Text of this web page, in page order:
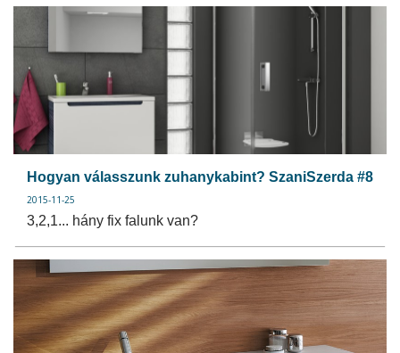
Hogyan válasszunk zuhanykabint? SzaniSzerda #8
2015-11-25
3,2,1... hány fix falunk van?